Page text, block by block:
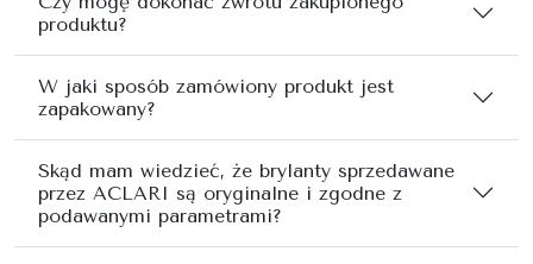
produktu?
W jaki sposób zamówiony produkt jest
zapakowany?
Skąd mam wiedzieć, że brylanty sprzedawane
przez ACLARI są oryginalne i zgodne z
podawanymi parametrami?